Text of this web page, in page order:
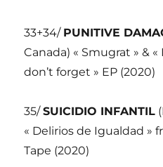
33+34/ PUNITIVE
Canada) « Smugrat » &
don’t forget » EP (2020)
35/SUICIDIO INFANTIL
« Delirios de Igualdad »
Tape (2020)